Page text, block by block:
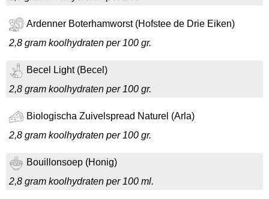
Ardenner Boterhamworst (Hofstee de Drie Eiken)
2,8 gram koolhydraten per 100 gr.
Becel Light (Becel)
2,8 gram koolhydraten per 100 gr.
Biologischa Zuivelspread Naturel (Arla)
2,8 gram koolhydraten per 100 gr.
Bouillonsoep (Honig)
2,8 gram koolhydraten per 100 ml.